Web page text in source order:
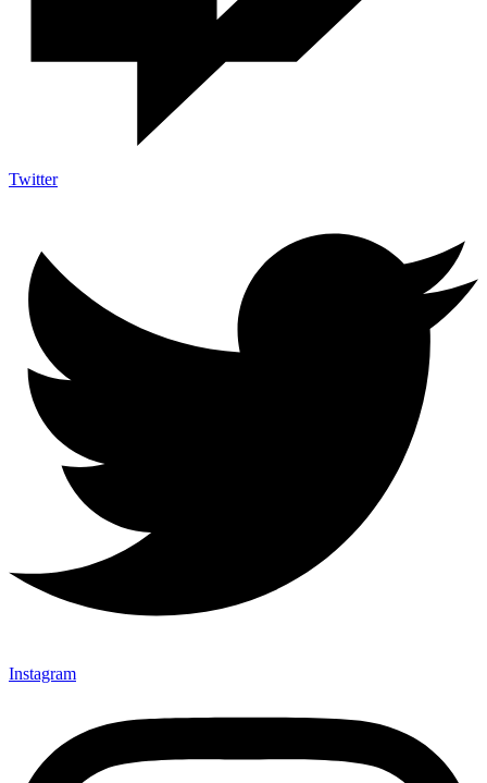
Twitter
Instagram